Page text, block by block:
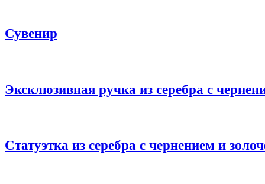
Сувенир
Эксклюзивная ручка из серебра с
Статуэтка из серебра с чернением и